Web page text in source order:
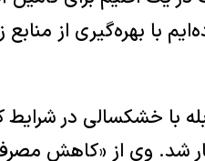
با بهره‌گیری از
با خشکسالی در شرایط
شد. وی از «کاهش